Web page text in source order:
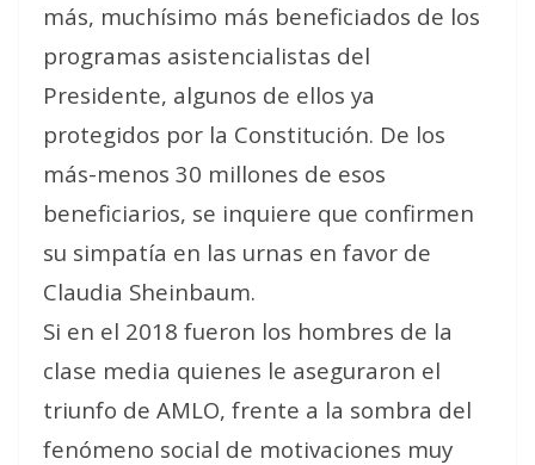
más, muchísimo más beneficiados de los
programas asistencialistas del
Presidente, algunos de ellos ya
protegidos por la Constitución. De los
más-menos 30 millones de esos
beneficiarios, se inquiere que confirmen
su simpatía en las urnas en favor de
Claudia Sheinbaum.
Si en el 2018 fueron los hombres de la
clase media quienes le aseguraron el
triunfo de AMLO, frente a la sombra del
fenómeno social de motivaciones muy